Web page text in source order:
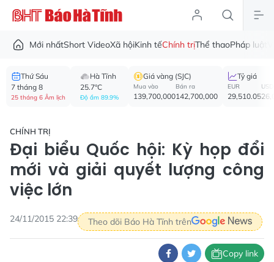
Mới nhấtShort VideoXã hộiKinh tếChính trịThể thaoPháp luật
Thứ Sáu
7 tháng 8
25 tháng 6 Âm lịch
Hà Tĩnh
25.7°C
Độ ẩm 89.9%
Giá vàng (SJC)
Mua vào
139,700,000
Bán ra
142,700,000
Tỷ giá
EUR
29,510.05
USD
CHÍNH TRỊ
Đại biểu Quốc hội: Kỳ họp đổi
mới và giải quyết lượng công
việc lớn
24/11/2015 22:39 Theo dõi Báo Hà Tĩnh trên
Copy link